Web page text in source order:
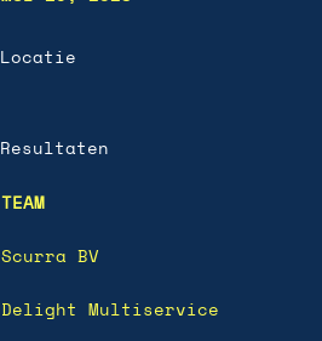
Locatie
Resultaten
TEAM
Scurra BV
Delight Multiservice